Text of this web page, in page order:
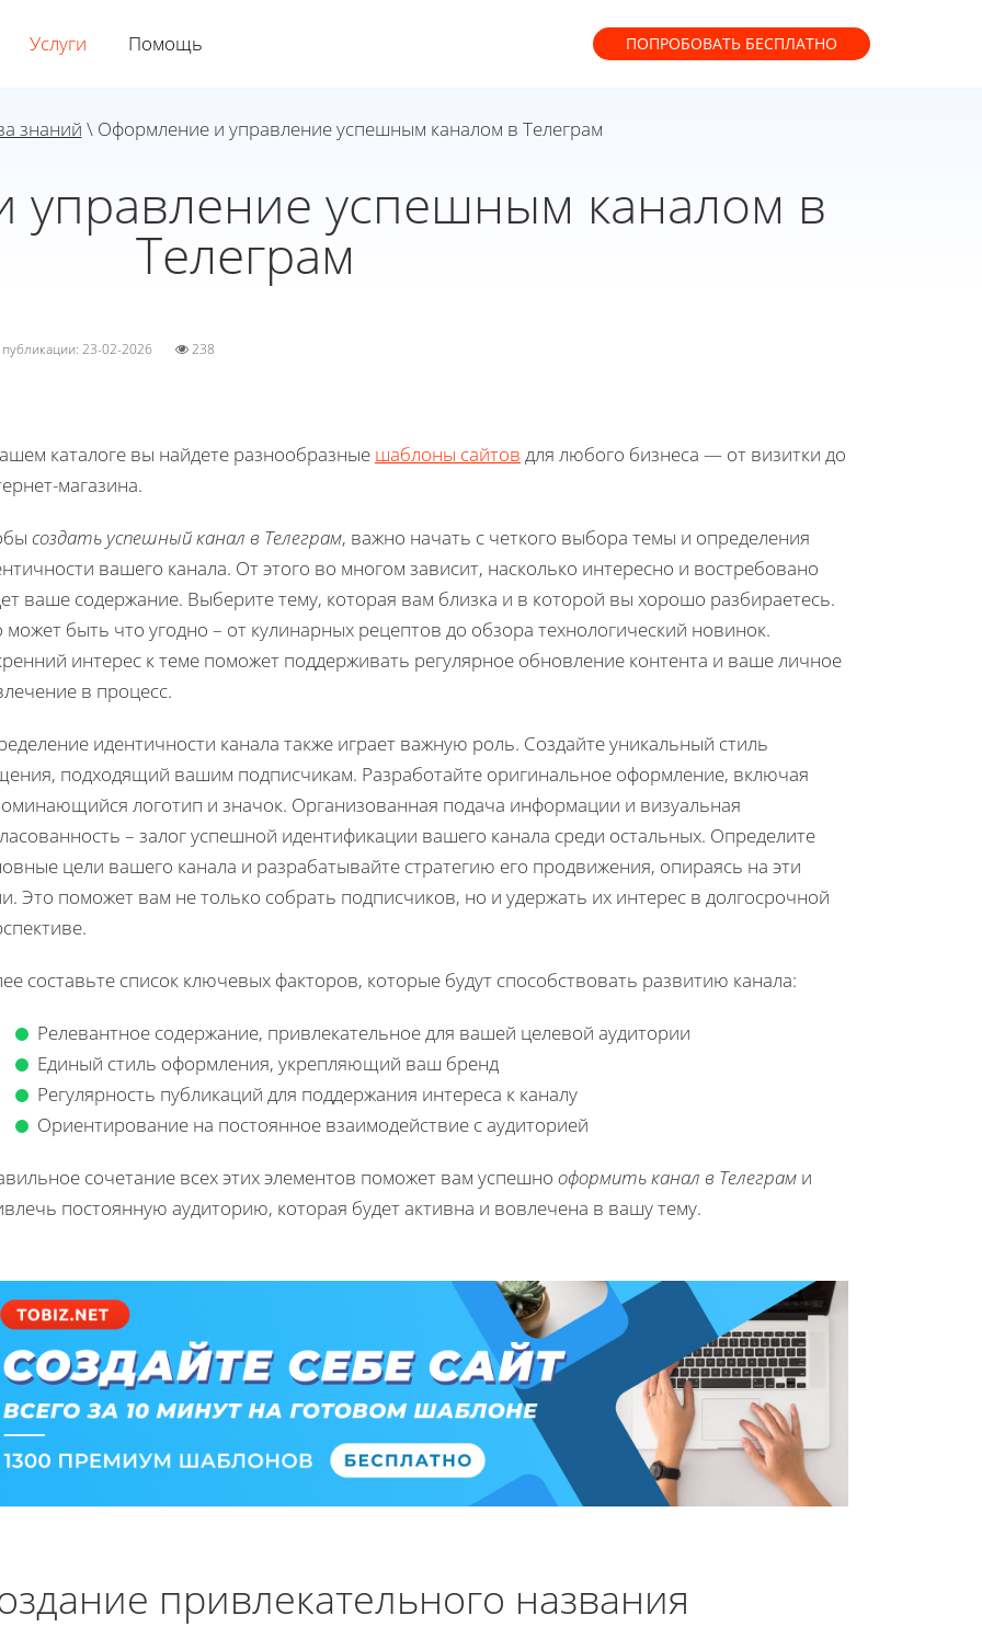
Услуги Помощь ПОПРОБОВАТЬ БЕСПЛАТНО
знаний \ Оформление и управление успешным каналом в Телеграм
успешным каналом в
Телеграм
публикации: 23-02-2026 238
каталоге вы найдете разнообразные шаблоны сайтов для любого бизнеса — от визитки до
магазина.
создать успешный канал в Телеграм, важно начать с четкого выбора темы и определения
вашего канала. От этого во многом зависит, насколько интересно и востребовано
ваше содержание. Выберите тему, которая вам близка и в которой вы хорошо разбираетесь.
может быть что угодно – от кулинарных рецептов до обзора технологический новинок.
интерес к теме поможет поддерживать регулярное обновление контента и ваше личное
в процесс.
идентичности канала также играет важную роль. Создайте уникальный стиль
подходящий вашим подписчикам. Разработайте оригинальное оформление, включая
логотип и значок. Организованная подача информации и визуальная
– залог успешной идентификации вашего канала среди остальных. Определите
цели вашего канала и разрабатывайте стратегию его продвижения, опираясь на эти
Это поможет вам не только собрать подписчиков, но и удержать их интерес в долгосрочной
составьте список ключевых факторов, которые будут способствовать развитию канала:
Релевантное содержание, привлекательное для вашей целевой аудитории
Единый стиль оформления, укрепляющий ваш бренд
Регулярность публикаций для поддержания интереса к каналу
Ориентирование на постоянное взаимодействие с аудиторией
сочетание всех этих элементов поможет вам успешно оформить канал в Телеграм и
постоянную аудиторию, которая будет активна и вовлечена в вашу тему.
привлекательного названия